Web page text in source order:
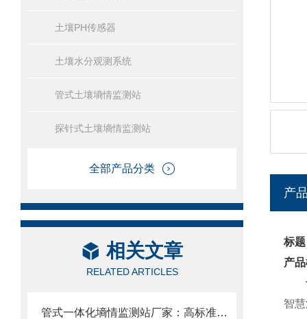
土壤PH传感器
土壤水分观测系统
管式土壤墒情监测站
探针式土壤墒情监测站
全部产品分类
相关文章
RELATED ARTICLES
管式一体化墒情监测站厂家：高标准农田项目专用立杆即用不破坏地表。
产
标
产
智